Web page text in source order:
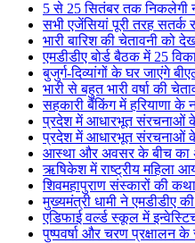
5 से 25 सितंबर तक निकलेगी
सभी एजेंसियां पूरी तरह सतर्क
भारी बारिश की चेतावनी
एमडीडीए बोर्ड बैठक में 25
बुजुर्ग-दिव्यांगों के घर जाएंगे
भारी से बहुत भारी वर्षा की
सहकारी बैंकिंग में हरियाणा के
प्रदेश में आधारभूत संरचनाओं
प्रदेश में आधारभूत संरचनाओं
आस्था और अवसर के बीच का
ऋषिकेश में राष्ट्रीय महिला
शिवमहापुराण संस्कारों की
मुख्यमंत्री धामी ने एमडीडीए
एडिफाई वर्ल्ड स्कूल में
पुष्पवर्षा और चरण प्रक्षालन